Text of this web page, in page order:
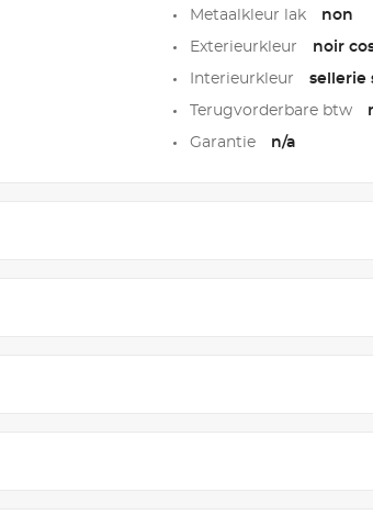
Metaalkleur lak non
Exterieurkleur noir
Interieurkleur sellerie
Terugvorderbare btw
Garantie n/a